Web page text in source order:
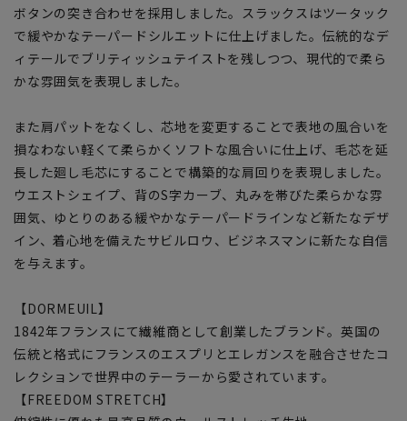
ボタンの突き合わせを採用しました。スラックスはツータック
で緩やかなテーパードシルエットに仕上げました。伝統的なデ
ィテールでブリティッシュテイストを残しつつ、現代的で柔ら
かな雰囲気を表現しました。
また肩パットをなくし、芯地を変更することで表地の風合いを
損なわない軽くて柔らかくソフトな風合いに仕上げ、毛芯を延
長した廻し毛芯にすることで構築的な肩回りを表現しました。
ウエストシェイプ、背のS字カーブ、丸みを帯びた柔らかな雰
囲気、ゆとりのある緩やかなテーパードラインなど新たなデザ
イン、着心地を備えたサビルロウ、ビジネスマンに新たな自信
を与えます。
【DORMEUIL】
1842年フランスにて繊維商として創業したブランド。英国の
伝統と格式にフランスのエスプリとエレガンスを融合させたコ
レクションで世界中のテーラーから愛されています。
【FREEDOM STRETCH】